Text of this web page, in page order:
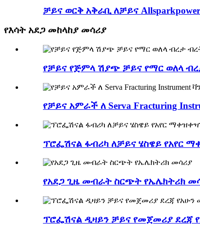
ቻይና ወርቅ አቅራቢ ለቻይና Allsparkpower
የእሳት አደጋ መከላከያ መሳሪያ
የቻይና የጅምላ ሽያጭ ቻይና የማር ወለላ
የቻይና አምራች ለ Serva Fracturing
ፕሮፌሽናል ፋብሪካ ለቻይና ሄስዌይ የአየር
የአደጋ ጊዜ መብራት ስርጭት የኤሌክትሪክ
ፕሮፌሽናል ዲዛይን ቻይና የመጀመሪያ ደረጃ